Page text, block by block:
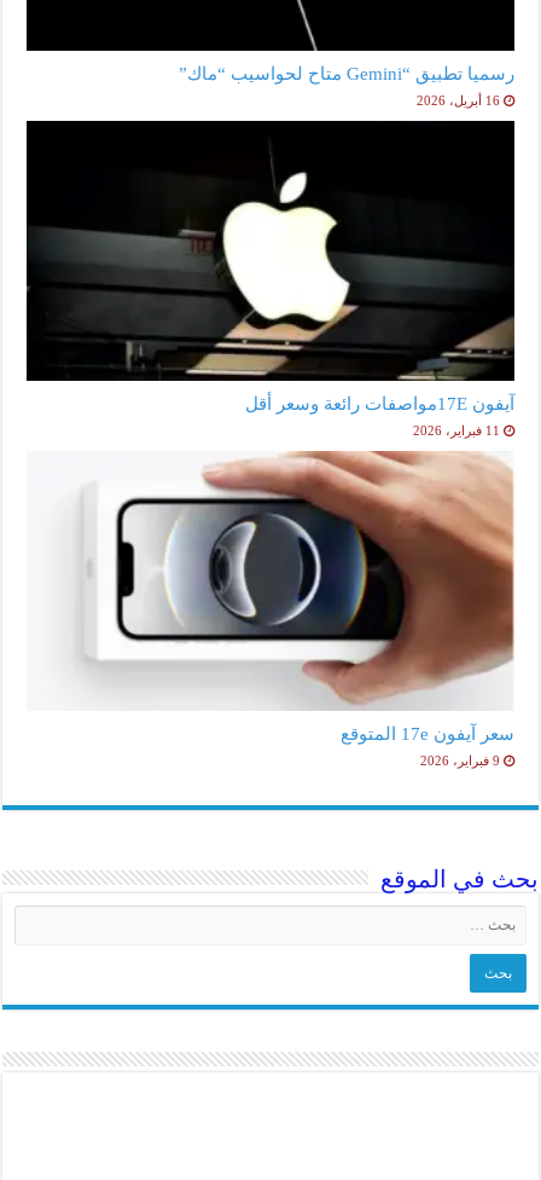
رسميا تطبيق “Gemini متاح لحواسيب “ماك”
16 أبريل، 2026
آيفون 17Eمواصفات رائعة وسعر أقل
11 فبراير، 2026
سعر آيفون 17e المتوقع
9 فبراير، 2026
بحث في الموقع